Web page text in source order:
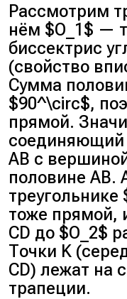
Рассмотрим
нём $O_1$ —
биссектрис
(свойство
Сумма
$90^\circ$,
прямой.
соединяющий
AB с
половине AB.
треугольнике
тоже прямой,
CD до $O_2$
Точки K
CD) лежат на
трапеции.